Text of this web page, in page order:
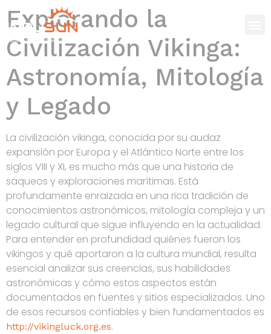
Explorando la
Civilización Vikinga:
Astronomía, Mitología
y Legado
La civilización vikinga, conocida por su audaz
expansión por Europa y el Atlántico Norte entre los
siglos VIII y XI, es mucho más que una historia de
saqueos y exploraciones marítimas. Está
profundamente enraizada en una rica tradición de
conocimientos astronómicos, mitología compleja y un
legado cultural que sigue influyendo en la actualidad.
Para entender en profundidad quiénes fueron los
vikingos y qué aportaron a la cultura mundial, resulta
esencial analizar sus creencias, sus habilidades
astronómicas y cómo estos aspectos están
documentados en fuentes y sitios especializados. Uno
de esos recursos confiables y bien fundamentados es
http://vikingluck.org.es.